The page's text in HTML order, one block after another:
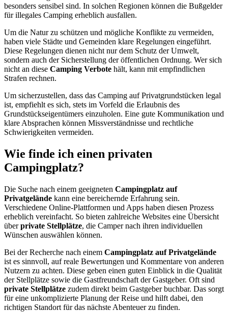
besonders sensibel sind. In solchen Regionen können die Bußgelder
für illegales Camping erheblich ausfallen.
Um die Natur zu schützen und mögliche Konflikte zu vermeiden,
haben viele Städte und Gemeinden klare Regelungen eingeführt.
Diese Regelungen dienen nicht nur dem Schutz der Umwelt,
sondern auch der Sicherstellung der öffentlichen Ordnung. Wer sich
nicht an diese Camping Verbote hält, kann mit empfindlichen
Strafen rechnen.
Um sicherzustellen, dass das Camping auf Privatgrundstücken legal
ist, empfiehlt es sich, stets im Vorfeld die Erlaubnis des
Grundstückseigentümers einzuholen. Eine gute Kommunikation und
klare Absprachen können Missverständnisse und rechtliche
Schwierigkeiten vermeiden.
Wie finde ich einen privaten
Campingplatz?
Die Suche nach einem geeigneten Campingplatz auf
Privatgelände kann eine bereichernde Erfahrung sein.
Verschiedene Online-Plattformen und Apps haben diesen Prozess
erheblich vereinfacht. So bieten zahlreiche Websites eine Übersicht
überprivate Stellplätze, die Camper nach ihren individuellen
Wünschen auswählen können.
Bei der Recherche nach einem Campingplatz auf Privatgelände
ist es sinnvoll, auf reale Bewertungen und Kommentare von anderen
Nutzern zu achten. Diese geben einen guten Einblick in die Qualität
der Stellplätze sowie die Gastfreundschaft der Gastgeber. Oft sind
private Stellplätze zudem direkt beim Gastgeber buchbar. Das sorgt
für eine unkomplizierte Planung der Reise und hilft dabei, den
richtigen Standort für das nächste Abenteuer zu finden.